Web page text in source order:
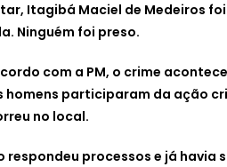
Itagibá Maciel de Medeiros
Ninguém foi preso.
com a PM, o crime
homens participaram da ação
no local.
respondeu processos e já havia